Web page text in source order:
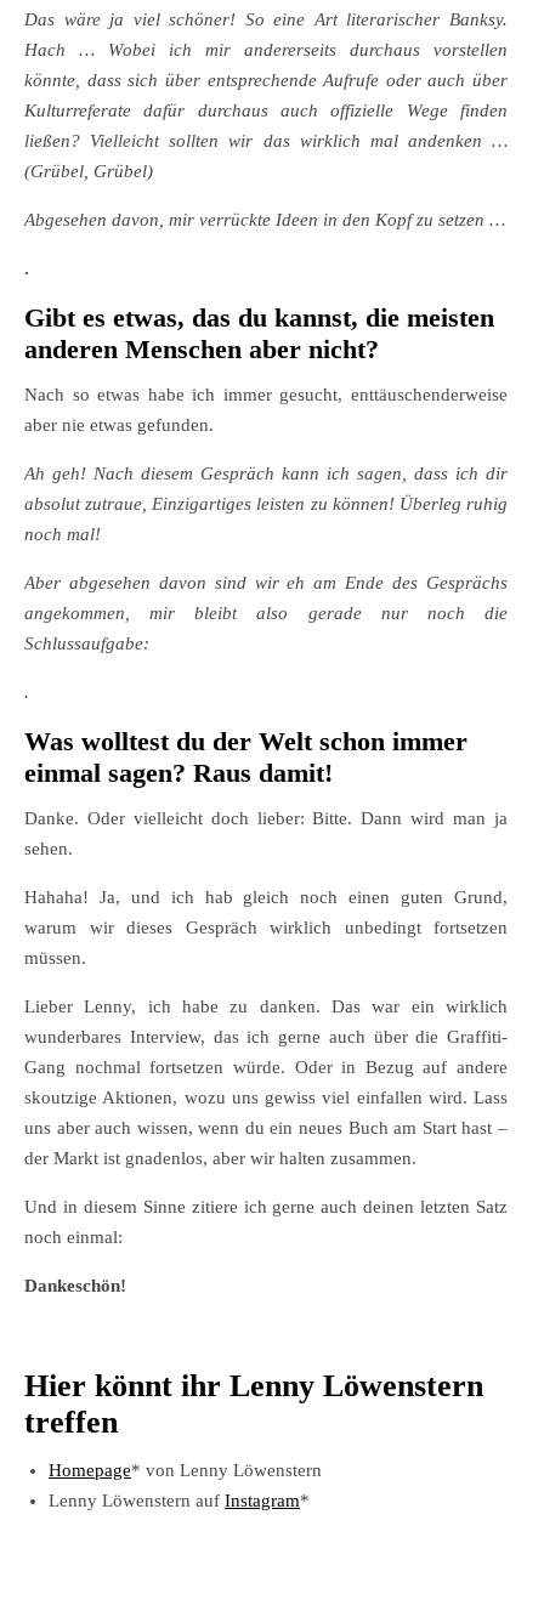
Das wäre ja viel schöner! So eine Art literarischer Banksy.
Hach … Wobei ich mir andererseits durchaus vorstellen
könnte, dass sich über entsprechende Aufrufe oder auch über
Kulturreferate dafür durchaus auch offizielle Wege finden
ließen? Vielleicht sollten wir das wirklich mal andenken …
(Grübel, Grübel)
Abgesehen davon, mir verrückte Ideen in den Kopf zu setzen …
.
Gibt es etwas, das du kannst, die meisten
anderen Menschen aber nicht?
Nach so etwas habe ich immer gesucht, enttäuschenderweise
aber nie etwas gefunden.
Ah geh! Nach diesem Gespräch kann ich sagen, dass ich dir
absolut zutraue, Einzigartiges leisten zu können! Überleg ruhig
noch mal!
Aber abgesehen davon sind wir eh am Ende des Gesprächs
angekommen, mir bleibt also gerade nur noch die
Schlussaufgabe:
.
Was wolltest du der Welt schon immer
einmal sagen? Raus damit!
Danke. Oder vielleicht doch lieber: Bitte. Dann wird man ja
sehen.
Hahaha! Ja, und ich hab gleich noch einen guten Grund,
warum wir dieses Gespräch wirklich unbedingt fortsetzen
müssen.
Lieber Lenny, ich habe zu danken. Das war ein wirklich
wunderbares Interview, das ich gerne auch über die Graffiti-
Gang nochmal fortsetzen würde. Oder in Bezug auf andere
skoutzige Aktionen, wozu uns gewiss viel einfallen wird. Lass
uns aber auch wissen, wenn du ein neues Buch am Start hast –
der Markt ist gnadenlos, aber wir halten zusammen.
Und in diesem Sinne zitiere ich gerne auch deinen letzten Satz
noch einmal:
Dankeschön!
Hier könnt ihr Lenny Löwenstern
treffen
Homepage* von Lenny Löwenstern
Lenny Löwenstern auf Instagram*